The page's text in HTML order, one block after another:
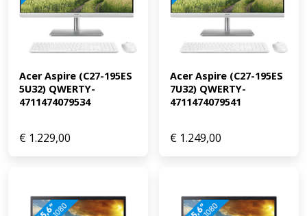
Acer Aspire (C27-195ES
5U32) QWERTY-
4711474079534
€ 1.229,00
Acer Aspire (C27-195ES
7U32) QWERTY-
4711474079541
€ 1.249,00